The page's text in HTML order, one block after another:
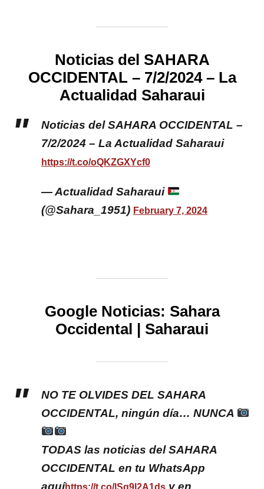
Noticias del SAHARA
OCCIDENTAL – 7/2/2024 – La
Actualidad Saharaui
Noticias del SAHARA OCCIDENTAL –
7/2/2024 – La Actualidad Saharaui
https://t.co/oQKZGXYcf0
— Actualidad Saharaui
(@Sahara_1951) February 7, 2024
Google Noticias: Sahara
Occidental | Saharaui
NO TE OLVIDES DEL SAHARA
OCCIDENTAL, ningún día… NUNCA
TODAS las noticias del SAHARA
OCCIDENTAL en tu WhatsApp
aquíhttps://t.co/lSq9l2A1ds y en